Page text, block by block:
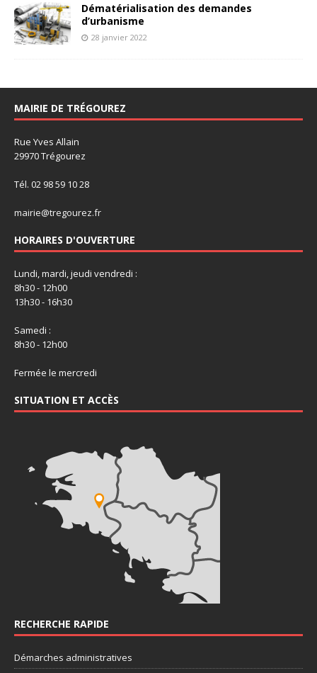
Dématérialisation des demandes
d’urbanisme
28 janvier 2022
MAIRIE DE TRÉGOUREZ
Rue Yves Allain
29970 Trégourez
Tél. 02 98 59 10 28
mairie@tregourez.fr
HORAIRES D'OUVERTURE
Lundi, mardi, jeudi vendredi :
8h30 - 12h00
13h30 - 16h30
Samedi :
8h30 - 12h00
Fermée le mercredi
SITUATION ET ACCÈS
RECHERCHE RAPIDE
Démarches administratives